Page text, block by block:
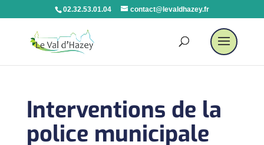
02.32.53.01.04 contact@levaldhazey.fr
Interventions de la
police municipale